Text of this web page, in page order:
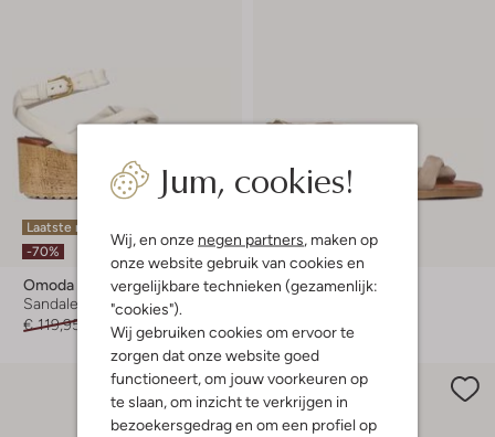
Jum, cookies!
Wij, en onze negen partners, maken op
onze website gebruik van cookies en
vergelijkbare technieken (gezamenlijk:
"cookies").
Wij gebruiken cookies om ervoor te
zorgen dat onze website goed
functioneert, om jouw voorkeuren op
te slaan, om inzicht te verkrijgen in
bezoekersgedrag en om een profiel op
Laatste maten
-70%
Omoda
Sandalen met hak
€ 119,95
€ 35,99
-50%
Omoda
€ 109,95
€ 54,99